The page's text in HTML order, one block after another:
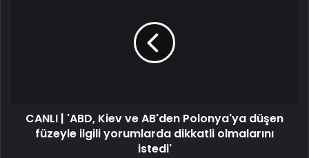
CANLI | 'ABD, Kiev ve AB'den Polonya'ya düşen
füzeyle ilgili yorumlarda dikkatli olmalarını
istedi'